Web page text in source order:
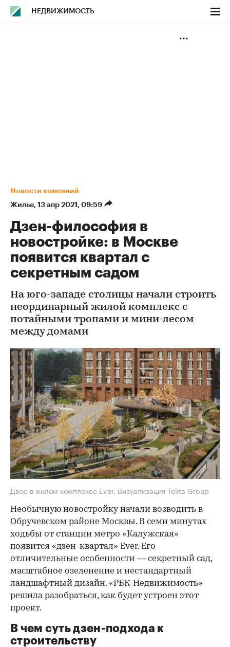
НЕДВИЖИМОСТЬ
Новости компаний
Жилье⁠, 13 апр 2021, 09:59
Дзен-философия в
новостройке: в Москве
появится квартал с
секретным садом
На юго-западе столицы начали строить
неординарный жилой комплекс с
потайными тропами и мини-лесом
между домами
Двор в жилом комплексе Ever. Визуализация Tekta Group
Необычную новостройку начали возводить в
Обручевском районе Москвы. В семи минутах
ходьбы от станции метро «Калужская»
появится «дзен-квартал» Ever. Его
отличительные особенности — секретный сад,
масштабное озеленение и нестандартный
ландшафтный дизайн. «РБК-Недвижимость»
решила разобраться, как будет устроен этот
проект.
В чем суть дзен-подхода к
строительству